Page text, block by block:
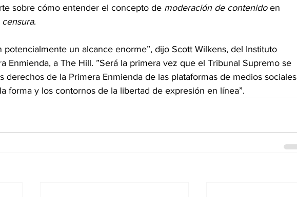
sobre cómo entender el concepto de moderación de contenido en
censura.
potencialmente un alcance enorme”, dijo Scott Wilkens, del Instituto
Enmienda, a The Hill. ”Será la primera vez que el Tribunal Supremo se
derechos de la Primera Enmienda de las plataformas de medios sociales
forma y los contornos de la libertad de expresión en línea”.